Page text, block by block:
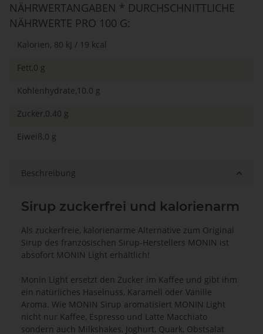
NÄHRWERTANGABEN * DURCHSCHNITTLICHE
NÄHRWERTE PRO 100 G:
Kalorien, 80 kJ / 19 kcal
Fett,0 g
Kohlenhydrate,10.0 g
Zucker,0.40 g
Eiweiß,0 g
Beschreibung
Sirup zuckerfrei und kalorienarm
Als zuckerfreie, kalorienarme Alternative zum Original
Sirup des französischen Sirup-Herstellers MONIN ist
absofort MONIN Light erhältlich!
Monin Light ersetzt den Zucker im Kaffee und gibt ihm
ein natürliches Haselnuss, Karamell oder Vanille
Aroma. Wie MONIN Sirup aromatisiert MONIN Light
nicht nur Kaffee, Espresso und Latte Macchiato
sondern auch Milkshakes, Joghurt, Quark, Obstsalat